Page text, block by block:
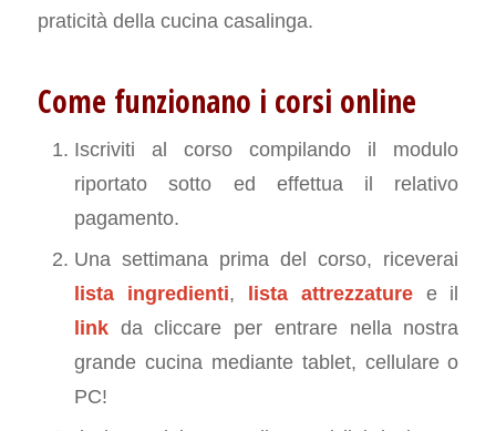
praticità della cucina casalinga.
Come funzionano i corsi online
Iscriviti al corso compilando il modulo
riportato sotto ed effettua il relativo
pagamento.
Una settimana prima del corso, riceverai
lista ingredienti, lista attrezzaturee il
linkda cliccare per entrare nella nostra
grande cucina mediante tablet, cellulare o
PC!